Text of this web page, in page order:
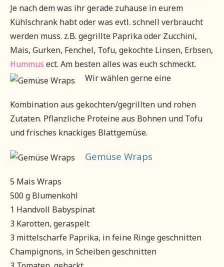
Je nach dem was ihr gerade zuhause in eurem
Kühlschrank habt oder was evtl. schnell verbraucht
werden muss. z.B. gegrillte Paprika oder Zucchini,
Mais, Gurken, Fenchel, Tofu, gekochte Linsen, Erbsen,
Hummus ect. Am besten alles was euch schmeckt.
Wir wählen gerne eine
Kombination aus gekochten/gegrillten und rohen
Zutaten. Pflanzliche Proteine aus Bohnen und Tofu
und frisches knackiges Blattgemüse.
Gemüse Wraps
5 Mais Wraps
500 g Blumenkohl
1 Handvoll Babyspinat
3 Karotten, geraspelt
3 mittelscharfe Paprika, in feine Ringe geschnitten
Champignons, in Scheiben geschnitten